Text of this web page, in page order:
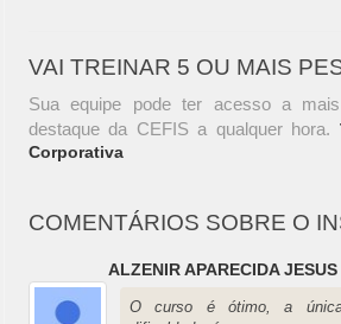
VAI TREINAR 5 OU MAIS
Sua equipe pode ter acesso a
destaque da CEFIS a qualquer hora.
Corporativa
COMENTÁRIOS SOBRE O
ALZENIR APARECIDA
O curso é ótimo, a